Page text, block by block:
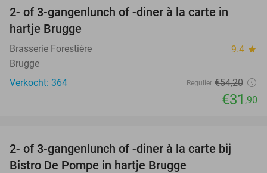
2- of 3-gangenlunch of -diner à la carte in
hartje Brugge
Brasserie Forestière 9.4 star
Brugge
Verkocht: 364
Regulier €54,20
€31 ,90
42%
2- of 3-gangenlunch of -diner à la carte bij
Bistro De Pompe in hartje Brugge